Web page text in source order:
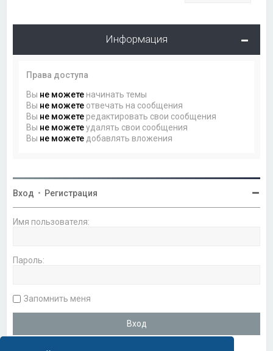
Информация
Права доступа
Вы не можете начинать темы
Вы не можете отвечать на сообщения
Вы не можете редактировать свои сообщения
Вы не можетеудалять свои сообщения
Вы не можете добавлять вложения
Вход • Регистрация
Имя пользователя:
Пароль:
Запомнить меня